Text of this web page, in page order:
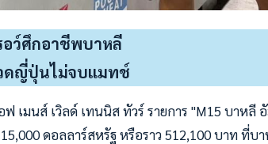
อว์ศึกอาชีพบาหลี
ดญี่ปุ่นไม่จบแมทช์
เมนส์ เวิลด์ เทนนิส ทัวร์ รายการ "M15 บาหลี
ดอลลาร์สหรัฐ หรือราว 512,100 บาท ที่บ